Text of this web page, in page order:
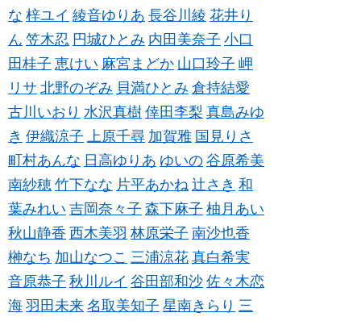
な 梓ユイ 綾音ゆりあ 長谷川綾 花井り
ん 笠木忍 円城ひとみ 内田美奈子 小口
田桂子 恵けい 麻宮まどか 山口玲子 岬
リサ 北野のぞみ 貝満ひとみ 倉持結愛
古川いおり 水沢真樹 倖田李梨 真島みゆ
き 伊織涼子 上原千尋 加賀雅 国見りさ
町村あんな 日高ゆりあ ゆいの 谷原希美
南紗穂 竹下なな 片平あかね 辻さき 和
葉みれい 吉岡奈々子 森下麻子 柚月あい
秋山静香 西木美羽 林原栄子 南沙也香
榊なち 加山なつこ 三浦涼花 真白希実
音原恭子 秋川ルイ 谷田部和沙 佐々木恋
海 羽田未来 名取美知子 星南きらり 三